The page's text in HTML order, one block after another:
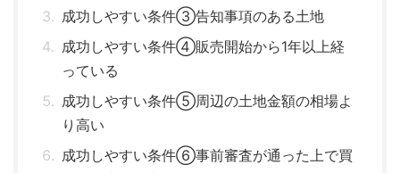
成功しやすい条件③告知事項のある土地
成功しやすい条件④販売開始から1年以上経
っている
成功しやすい条件⑤周辺の土地金額の相場よ
り高い
成功しやすい条件⑥事前審査が通った上で買